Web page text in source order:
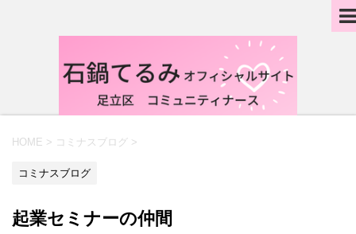
HOME > コミナスブログ >
コミナスブログ
起業セミナーの仲間